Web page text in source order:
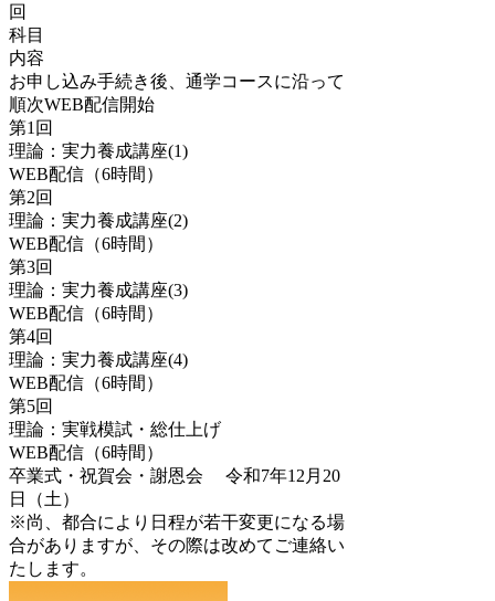
回
科目
内容
お申し込み手続き後、通学コースに沿って
順次WEB配信開始
第1回
理論：実力養成講座(1)
WEB配信（6時間）
第2回
理論：実力養成講座(2)
WEB配信（6時間）
第3回
理論：実力養成講座(3)
WEB配信（6時間）
第4回
理論：実力養成講座(4)
WEB配信（6時間）
第5回
理論：実戦模試・総仕上げ
WEB配信（6時間）
卒業式・祝賀会・謝恩会 令和7年12月20
日（土）
※尚、都合により日程が若干変更になる場
合がありますが、その際は改めてご連絡い
たします。